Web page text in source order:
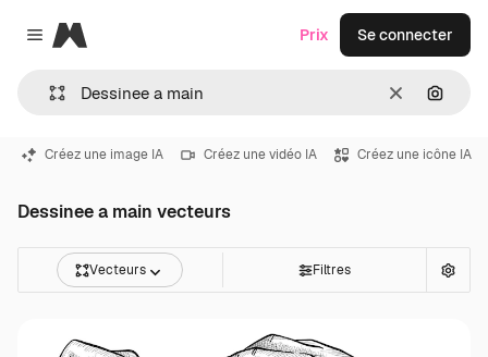
Close menu
Magnific
Effacer
Prix Se connecter
Créez une image IA Créez une vidéo IA Créez une icône IA
Dessinee a main vecteurs
Vecteurs Filtres